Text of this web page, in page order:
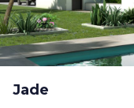
Jade